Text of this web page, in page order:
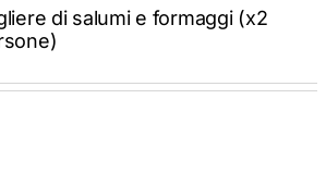
di salumi e formaggi (x2